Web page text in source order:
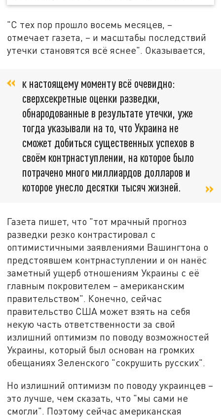
"С тех пор прошло восемь месяцев, –
отмечает газета, – и масштабы последствий
утечки становятся всё яснее". Оказывается,
к настоящему моменту всё очевидно:
сверхсекретные оценки разведки,
обнародованные в результате утечки, уже
тогда указывали на то, что Украина не
сможет добиться существенных успехов в
своём контрнаступлении, на которое было
потрачено много миллиардов долларов и
которое унесло десятки тысяч жизней.
Газета пишет, что "тот мрачный прогноз
разведки резко контрастировал с
оптимистичными заявлениями Вашингтона о
предстоявшем контрнаступлении и он нанёс
заметный ущерб отношениям Украины с её
главным покровителем – американским
правительством". Конечно, сейчас
правительство США может взять на себя
некую часть ответственности за свой
излишний оптимизм по поводу возможностей
Украины, который был основан на громких
обещаниях Зеленского "сокрушить русских".
Но излишний оптимизм по поводу украинцев –
это лучше, чем сказать, что "мы сами не
смогли". Поэтому сейчас американская